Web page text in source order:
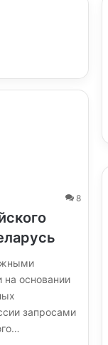
8
основании
запросами